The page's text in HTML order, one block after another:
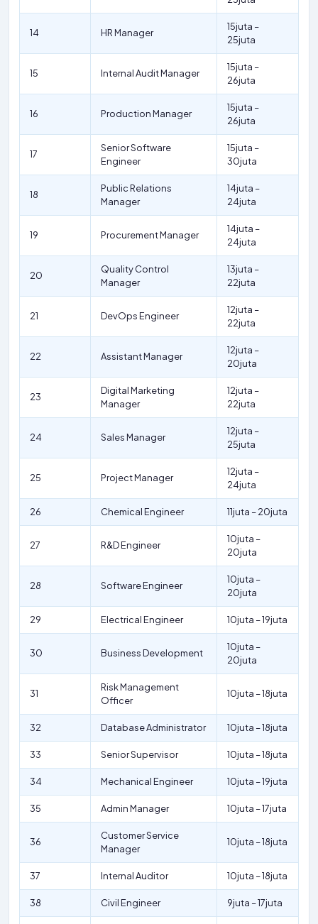
14 HR Manager
15juta –
25juta
15 Internal Audit Manager
15juta –
26juta
16 Production Manager
15juta –
26juta
17
Senior Software
Engineer
15juta –
30juta
18
Public Relations
Manager
14juta –
24juta
19 Procurement Manager
14juta –
24juta
20
Quality Control
Manager
13juta –
22juta
21 DevOps Engineer
12juta –
22juta
22 Assistant Manager
12juta –
20juta
23
Digital Marketing
Manager
12juta –
22juta
24 Sales Manager
12juta –
25juta
25 Project Manager
12juta –
24juta
26 Chemical Engineer 11juta – 20juta
27 R&D Engineer
10juta –
20juta
28 Software Engineer
10juta –
20juta
29 Electrical Engineer 10juta – 19juta
30 Business Development
10juta –
20juta
31
Risk Management
Officer
10juta – 18juta
32 Database Administrator 10juta – 18juta
33 Senior Supervisor 10juta – 18juta
34 Mechanical Engineer 10juta – 19juta
35 Admin Manager 10juta – 17juta
36
Customer Service
Manager
10juta – 18juta
37 Internal Auditor 10juta – 18juta
38 Civil Engineer 9juta – 17juta